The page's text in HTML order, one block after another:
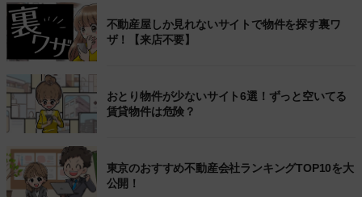
不動産屋しか見れないサイトで物件を探す裏ワ
ザ！【来店不要】
おとり物件が少ないサイト6選！ずっと空いてる
賃貸物件は危険？
東京のおすすめ不動産会社ランキングTOP10を大
公開！